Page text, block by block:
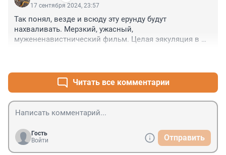
17 сентября 2024, 23:57
Так понял, везде и всюду эту ерунду будут
нахваливать. Мерзкий, ужасный,
мужененавистнический фильм. Целая эякуляция в
просто нет. Но критики и зрители хавают. И, да, не
все мужики, которые критикую женщин за возраст,
несут такое "отталкивающие" впечатление. Я
критиковал и буду критиковать женщин за возраст.
Не без причины, нравится им, видите ли, шутковать
на тему "женись на Маше, Даше, Наташе". Которым
уже под сорок.
Как же хотелось, чтобы эта ерунда не тащилась в
Читать все комментарии
Гость
Войти
Отправить